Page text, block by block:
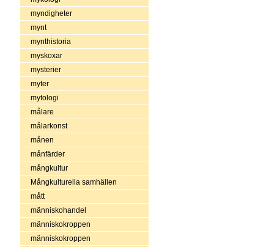
myndigheter
mynt
mynthistoria
myskoxar
mysterier
myter
mytologi
målare
målarkonst
månen
månfärder
mångkultur
Mångkulturella samhällen
mått
människohandel
människokroppen
människokroppen